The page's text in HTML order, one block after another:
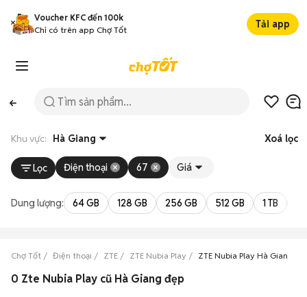
Voucher KFC đến 100k
Chỉ có trên app Chợ Tốt
Tải app
Khu vực: Hà Giang Xoá lọc
Lọc Điện thoại 67 Giá
Dung lượng: 64 GB 128 GB 256 GB 512 GB 1 TB
Chợ Tốt Điện thoại ZTE ZTE Nubia Play ZTE Nubia Play Hà Giang
0 Zte Nubia Play cũ Hà Giang đẹp